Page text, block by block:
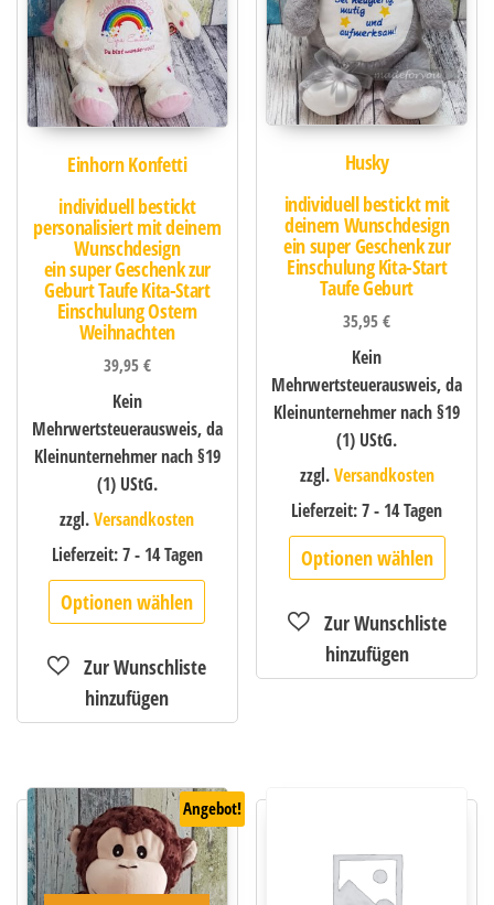
Einhorn Konfetti
individuell bestickt
personalisiert mit deinem
Wunschdesign
ein super Geschenk zur
Geburt Taufe Kita-Start
Einschulung Ostern
Weihnachten
39,95€
Kein
Mehrwertsteuerausweis, da
Kleinunternehmer nach §19
(1) UStG.
zzgl.Versandkosten
Lieferzeit:7 - 14 Tagen
Optionen wählen
Husky
individuell bestickt mit
deinem Wunschdesign
ein super Geschenk zur
Einschulung Kita-Start
Taufe Geburt
35,95€
Kein
Mehrwertsteuerausweis, da
Kleinunternehmer nach §19
(1) UStG.
zzgl.Versandkosten
Lieferzeit:7 - 14 Tagen
Optionen wählen
Angebot!